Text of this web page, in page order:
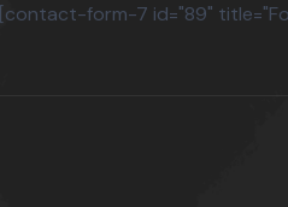
[contact-form-7 id="89"